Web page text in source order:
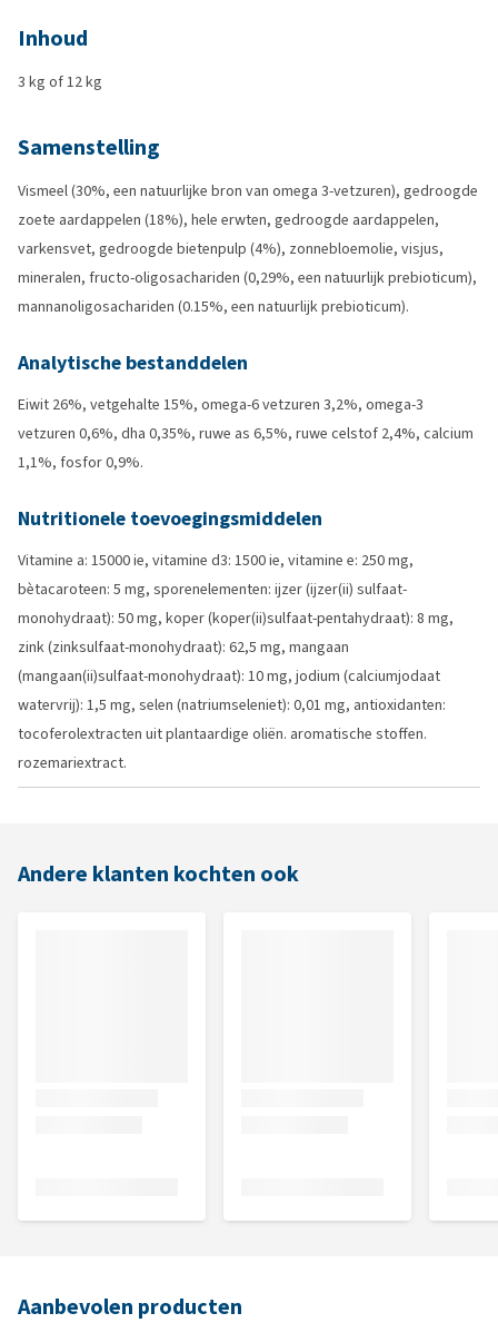
Inhoud
3 kg of 12 kg
Samenstelling
Vismeel (30%, een natuurlijke bron van omega 3-vetzuren), gedroogde
zoete aardappelen (18%), hele erwten, gedroogde aardappelen,
varkensvet, gedroogde bietenpulp (4%), zonnebloemolie, visjus,
mineralen, fructo-oligosachariden (0,29%, een natuurlijk prebioticum),
mannanoligosachariden (0.15%, een natuurlijk prebioticum).
Analytische bestanddelen
Eiwit 26%, vetgehalte 15%, omega-6 vetzuren 3,2%, omega-3
vetzuren 0,6%, dha 0,35%, ruwe as 6,5%, ruwe celstof 2,4%, calcium
1,1%, fosfor 0,9%.
Nutritionele toevoegingsmiddelen
Vitamine a: 15000 ie, vitamine d3: 1500 ie, vitamine e: 250 mg,
bètacaroteen: 5 mg, sporenelementen: ijzer (ijzer(ii) sulfaat-
monohydraat): 50 mg, koper (koper(ii)sulfaat-pentahydraat): 8 mg,
zink (zinksulfaat-monohydraat): 62,5 mg, mangaan
(mangaan(ii)sulfaat-monohydraat): 10 mg, jodium (calciumjodaat
watervrij): 1,5 mg, selen (natriumseleniet): 0,01 mg, antioxidanten:
tocoferolextracten uit plantaardige oliën. aromatische stoffen.
rozemariextract.
Andere klanten kochten ook
Aanbevolen producten